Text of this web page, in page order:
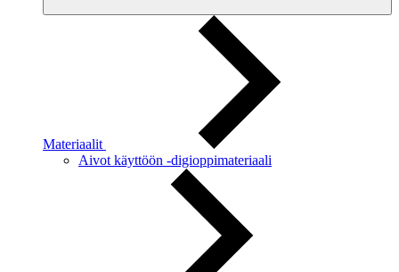
Materiaalit
Aivot käyttöön -digioppimateriaali